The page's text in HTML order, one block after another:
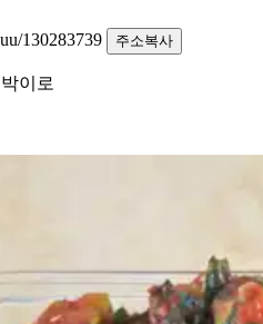
130283739
주소복사
이로